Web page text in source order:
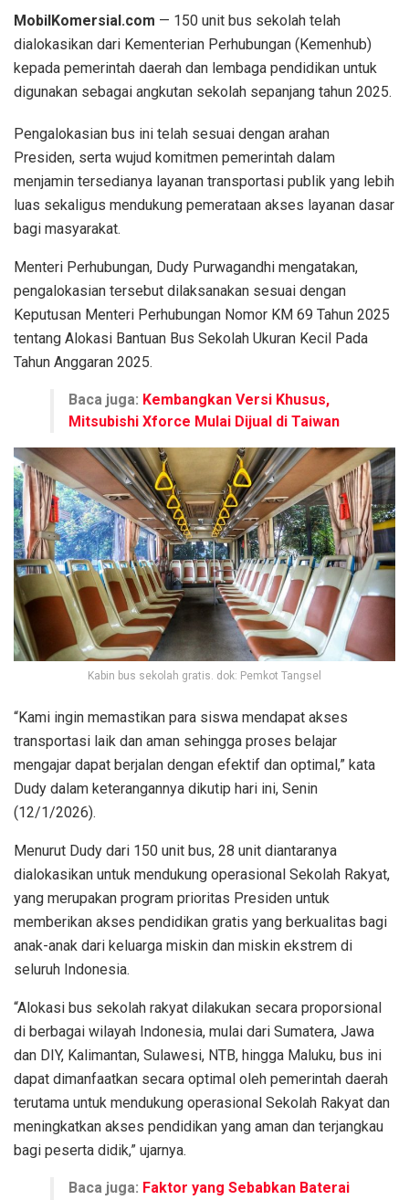
MobilKomersial.com — 150 unit bus sekolah telah
dialokasikan dari Kementerian Perhubungan (Kemenhub)
kepada pemerintah daerah dan lembaga pendidikan untuk
digunakan sebagai angkutan sekolah sepanjang tahun 2025.
Pengalokasian bus ini telah sesuai dengan arahan
Presiden, serta wujud komitmen pemerintah dalam
menjamin tersedianya layanan transportasi publik yang lebih
luas sekaligus mendukung pemerataan akses layanan dasar
bagi masyarakat.
Menteri Perhubungan, Dudy Purwagandhi mengatakan,
pengalokasian tersebut dilaksanakan sesuai dengan
Keputusan Menteri Perhubungan Nomor KM 69 Tahun 2025
tentang Alokasi Bantuan Bus Sekolah Ukuran Kecil Pada
Tahun Anggaran 2025.
Baca juga: Kembangkan Versi Khusus,
Mitsubishi Xforce Mulai Dijual di Taiwan
Kabin bus sekolah gratis. dok: Pemkot Tangsel
“Kami ingin memastikan para siswa mendapat akses
transportasi laik dan aman sehingga proses belajar
mengajar dapat berjalan dengan efektif dan optimal,” kata
Dudy dalam keterangannya dikutip hari ini, Senin
(12/1/2026).
Menurut Dudy dari 150 unit bus, 28 unit diantaranya
dialokasikan untuk mendukung operasional Sekolah Rakyat,
yang merupakan program prioritas Presiden untuk
memberikan akses pendidikan gratis yang berkualitas bagi
anak-anak dari keluarga miskin dan miskin ekstrem di
seluruh Indonesia.
“Alokasi bus sekolah rakyat dilakukan secara proporsional
di berbagai wilayah Indonesia, mulai dari Sumatera, Jawa
dan DIY, Kalimantan, Sulawesi, NTB, hingga Maluku, bus ini
dapat dimanfaatkan secara optimal oleh pemerintah daerah
terutama untuk mendukung operasional Sekolah Rakyat dan
meningkatkan akses pendidikan yang aman dan terjangkau
bagi peserta didik,” ujarnya.
Baca juga: Faktor yang Sebabkan Baterai